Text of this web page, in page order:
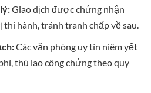
Giao dịch được chứng nhận
thi hành, tránh tranh chấp về sau.
Các văn phòng uy tín niêm yết
thù lao công chứng theo quy